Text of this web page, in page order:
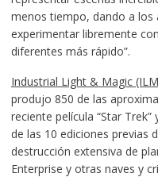
menos tiempo, dando a los
experimentar libremente
diferentes más rápido”.
Industrial Light & Magic
produjo 850 de las
reciente película “Star
de las 10 ediciones previas
destrucción extensiva de
Enterprise y otras naves y